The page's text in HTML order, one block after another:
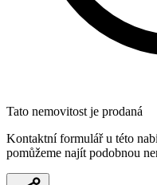
Tato nemovitost je prodaná
Kontaktní formulář u této
pomůžeme najít podobnou